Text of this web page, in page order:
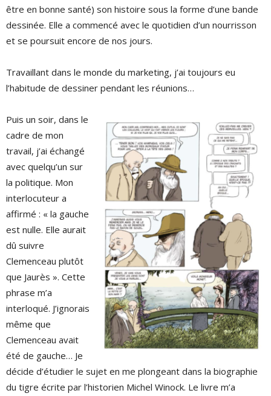
être en bonne santé) son histoire sous la forme d’une bande
dessinée. Elle a commencé avec le quotidien d’un nourrisson
et se poursuit encore de nos jours.
Travaillant dans le monde du marketing, j’ai toujours eu
l’habitude de dessiner pendant les réunions…
Puis un soir, dans le
cadre de mon
travail, j’ai échangé
avec quelqu’un sur
la politique. Mon
interlocuteur a
affirmé : « la gauche
est nulle. Elle aurait
dû suivre
Clemenceau plutôt
que Jaurès ». Cette
phrase m’a
interloqué. J’ignorais
même que
Clemenceau avait
été de gauche… Je
décide d’étudier le sujet en me plongeant dans la biographie
du tigre écrite par l’historien Michel Winock. Le livre m’a